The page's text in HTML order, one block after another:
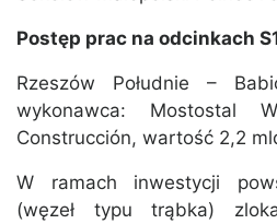
Postęp prac na odcinkach
Rzeszów Południe –
wykonawca: Mostostal
Construcción, wartość 2,2
W ramach inwestycji
(węzeł typu trąbka)